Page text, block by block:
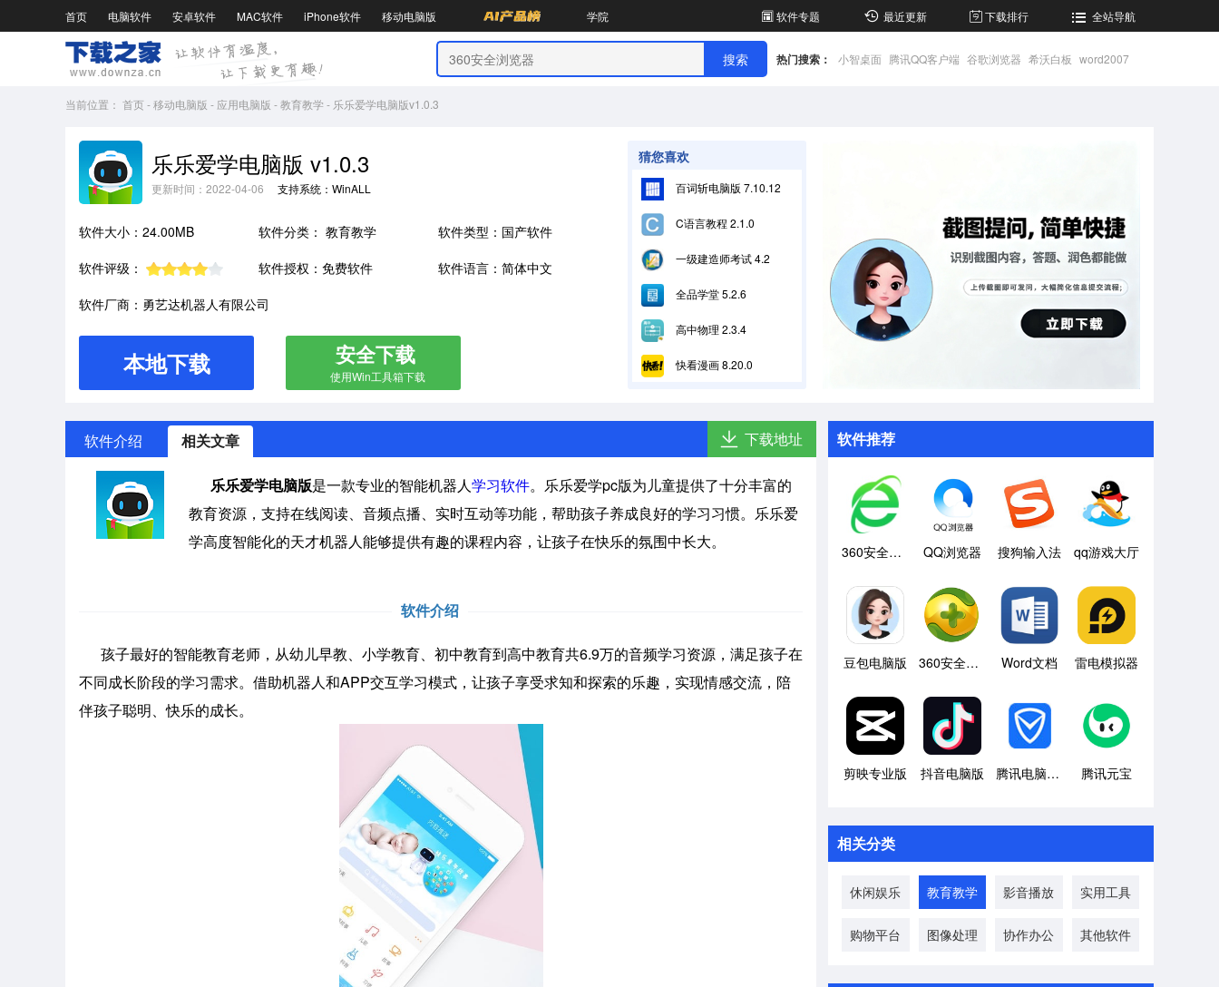
首页 电脑软件 安卓软件 MAC软件 iPhone软件 移动电脑版 学院 软件专题 最近更新 下载排行 全站导航
热门搜索： 小智桌面 腾讯QQ客户端 谷歌浏览器 希沃白板 word2007
当前位置： 首页-移动电脑版 - 应用电脑版 -教育教学 - 乐乐爱学电脑版v1.0.3
乐乐爱学电脑版 v1.0.3
更新时间：2022-04-06 支持系统：WinALL
软件大小：24.00MB 软件分类： 教育教学
软件类型：国产软件
软件评级：
软件授权：免费软件
软件语言：简体中文
软件厂商：勇艺达机器人有限公司
本地下载 安全下载
使用Win工具箱下载
猜您喜欢
百词斩电脑版 7.10.12
C语言教程 2.1.0
一级建造师考试 4.2
全品学堂 5.2.6
高中物理 2.3.4
快看漫画 8.20.0
软件介绍 相关文章 下载地址
乐乐爱学电脑版是一款专业的智能机器人学习软件。乐乐爱学pc版为儿童提供了十分丰富的
教育资源，支持在线阅读、音频点播、实时互动等功能，帮助孩子养成良好的学习习惯。乐乐爱
学高度智能化的天才机器人能够提供有趣的课程内容，让孩子在快乐的氛围中长大。
软件介绍
孩子最好的智能教育老师，从幼儿早教、小学教育、初中教育到高中教育共6.9万的音频学习资源，满足孩子在
不同成长阶段的学习需求。借助机器人和APP交互学习模式，让孩子享受求知和探索的乐趣，实现情感交流，陪
伴孩子聪明、快乐的成长。
软件推荐
360安全浏览器 QQ浏览器 搜狗输入法 qq游戏大厅
豆包电脑版 360安全卫士 Word文档 雷电模拟器
剪映专业版 抖音电脑版 腾讯电脑管家 腾讯元宝
相关分类
休闲娱乐 教育教学 影音播放 实用工具
购物平台 图像处理 协作办公 其他软件